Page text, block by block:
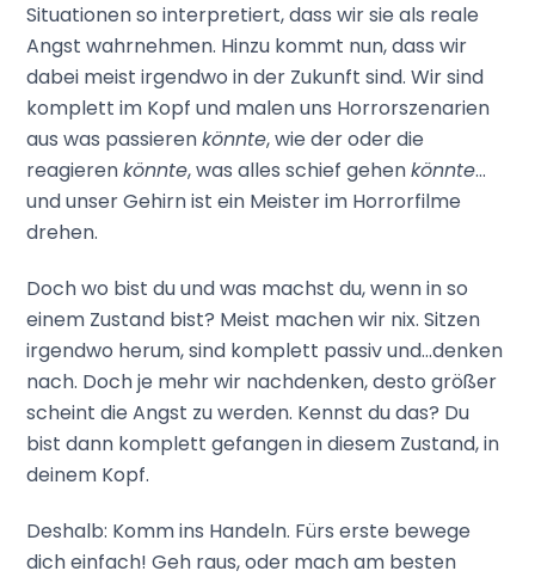
Situationen so interpretiert, dass wir sie als reale
Angst wahrnehmen. Hinzu kommt nun, dass wir
dabei meist irgendwo in der Zukunft sind. Wir sind
komplett im Kopf und malen uns Horrorszenarien
aus was passierenkönnte, wie der oder die
reagierenkönnte, was alles schief gehenkönnte…
und unser Gehirn ist ein Meister im Horrorfilme
drehen.
Doch wo bist du und was machst du, wenn in so
einem Zustand bist? Meist machen wir nix. Sitzen
irgendwo herum, sind komplett passiv und…denken
nach. Doch je mehr wir nachdenken, desto größer
scheint die Angst zu werden. Kennst du das? Du
bist dann komplett gefangen in diesem Zustand, in
deinem Kopf.
Deshalb: Komm ins Handeln. Fürs erste bewege
dich einfach! Geh raus, oder mach am besten